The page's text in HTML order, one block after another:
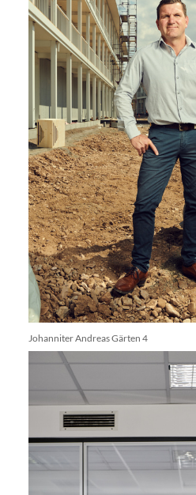
Johanniter Andreas Gärten 4